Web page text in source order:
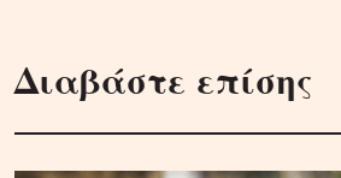
Διαβάστε επίσης